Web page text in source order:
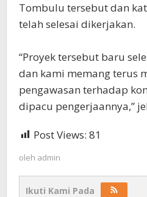
Tombulu tersebut dan
telah selesai dikerjakan.
“Proyek tersebut baru
dan kami memang terus
pengawasan terhadap
dipacu pengerjaannya,”
Post Views: 81
oleh admin
Ikuti Kami Pada